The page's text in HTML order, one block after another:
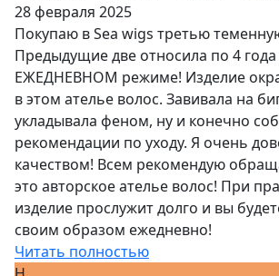
28 февраля 2025
Покупаю в Sea wigs третью
Предыдущие две относила по 4
ЕЖЕДНЕВНОМ режиме! Изделие
в этом ателье волос. Завивала на
укладывала феном, ну и конечно
рекомендации по уходу. Я очень
качеством! Всем рекомендую
это авторское ателье волос! При
изделие прослужит долго и вы
своим образом ежедневно!
Читать полностью